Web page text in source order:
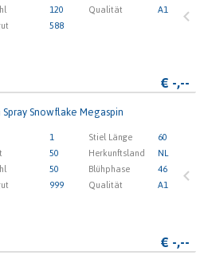
120 Qualität
A1
588
€ -,--
3 4
Spray Snowflake Megaspin
1 Stiel Länge
60
50 Herkunftsland
NL
50 Blühphase
46
999 Qualität A1
€ -,--
3 4 5